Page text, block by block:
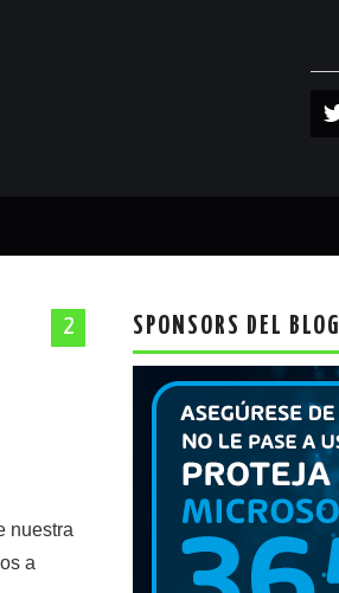
2
nuestra
a
SPONSORS DEL BLOG